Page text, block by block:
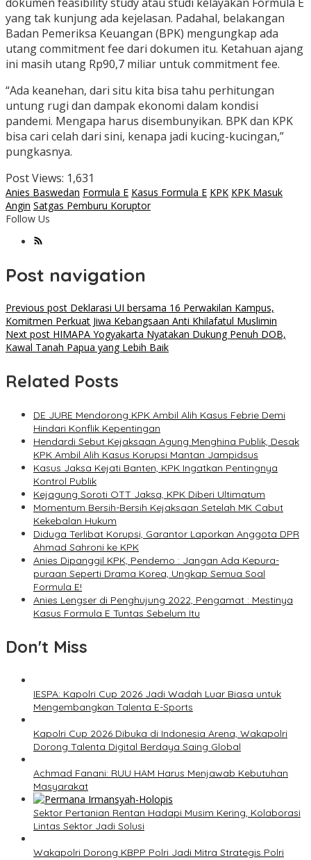
yang tak kunjung ada kejelasan. Padahal, belakangan
Badan Pemeriksa Keuangan (BPK) mengungkap ada
utang commitment fee dari dokumen itu. Ketahuan ajang
ini masih utang Rp90,7 miliar untuk commitment fee.
“Ada keanehan, dari situ kita bisa tahu perhitungan
untung rugi dan dampak ekonomi dalam kondisi
pandemi. Mengapa harus disembunyikan. BPK dan KPK
bisa cari celah dari sini, kenapa jadi kucing-kucingan,”
pungkasnya.
Post Views: 1,631
Anies Baswedan Formula E Kasus Formula E KPK KPK Masuk
Angin Satgas Pemburu Koruptor
Follow Us
Post navigation
Previous post Deklarasi UI bersama 16 Perwakilan Kampus,
Komitmen Perkuat Jiwa Kebangsaan Anti Khilafatul Muslimin
Next post HIMAPA Yogyakarta Nyatakan Dukung Penuh DOB,
Kawal Tanah Papua yang Lebih Baik
Related Posts
DE JURE Mendorong KPK Ambil Alih Kasus Febrie Demi
Hindari Konflik Kepentingan
Hendardi Sebut Kejaksaan Agung Menghina Publik, Desak
KPK Ambil Alih Kasus Korupsi Mantan Jampidsus
Kasus Jaksa Kejati Banten, KPK Ingatkan Pentingnya
Kontrol Publik
Kejagung Soroti OTT Jaksa, KPK Diberi Ultimatum
Momentum Bersih-Bersih Kejaksaan Setelah MK Cabut
Kekebalan Hukum
Diduga Terlibat Korupsi, Garantor Laporkan Anggota DPR
Ahmad Sahroni ke KPK
Anies Dipanggil KPK, Pendemo : Jangan Ada Kepura-
puraan Seperti Drama Korea, Ungkap Semua Soal
Formula E!
Anies Lengser di Penghujung 2022, Pengamat : Mestinya
Kasus Formula E Tuntas Sebelum Itu
Don't Miss
IESPA: Kapolri Cup 2026 Jadi Wadah Luar Biasa untuk
Mengembangkan Talenta E-Sports
Kapolri Cup 2026 Dibuka di Indonesia Arena, Wakapolri
Dorong Talenta Digital Berdaya Saing Global
Achmad Fanani: RUU HAM Harus Menjawab Kebutuhan
Masyarakat
Sektor Pertanian Rentan Hadapi Musim Kering, Kolaborasi
Lintas Sektor Jadi Solusi
Wakapolri Dorong KBPP Polri Jadi Mitra Strategis Polri